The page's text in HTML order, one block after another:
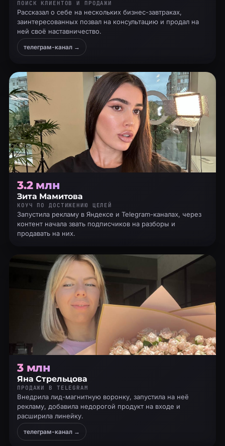
ПОИСК КЛИЕНТОВ И ПРОДАЖИ
Рассказал о себе на нескольких бизнес-завтраках,
заинтересованных позвал на консультацию и продал на
ней своё наставничество.
телеграм-канал →
3.2 млн
Зита Мамитова
КОУЧ ПО ДОСТИЖЕНИЮ ЦЕЛЕЙ
Запустила рекламу в Яндексе и Telegram-каналах, через
контент начала звать подписчиков на разборы и
продавать на них.
3 млн
Яна Стрельцова
ПРОДАЖИ В TELEGRAM
Внедрила лид-магнитную воронку, запустила на неё
рекламу, добавила недорогой продукт на входе и
расширила линейку.
телеграм-канал →